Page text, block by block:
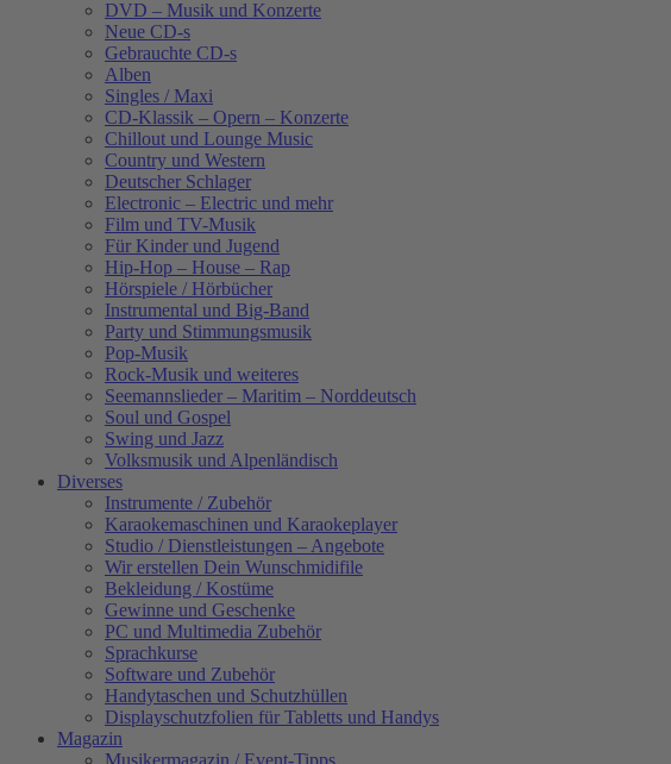
DVD – Musik und Konzerte
Neue CD-s
Gebrauchte CD-s
Alben
Singles / Maxi
CD-Klassik – Opern – Konzerte
Chillout und Lounge Music
Country und Western
Deutscher Schlager
Electronic – Electric und mehr
Film und TV-Musik
Für Kinder und Jugend
Hip-Hop – House – Rap
Hörspiele / Hörbücher
Instrumental und Big-Band
Party und Stimmungsmusik
Pop-Musik
Rock-Musik und weiteres
Seemannslieder – Maritim – Norddeutsch
Soul und Gospel
Swing und Jazz
Volksmusik und Alpenländisch
Diverses
Instrumente / Zubehör
Karaokemaschinen und Karaokeplayer
Studio / Dienstleistungen – Angebote
Wir erstellen Dein Wunschmidifile
Bekleidung / Kostüme
Gewinne und Geschenke
PC und Multimedia Zubehör
Sprachkurse
Software und Zubehör
Handytaschen und Schutzhüllen
Displayschutzfolien für Tabletts und Handys
Magazin
Musikermagazin / Event-Tipps